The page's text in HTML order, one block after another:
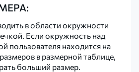
в области окружности
Если окружность над
пользователя находится на
в размерной таблице,
больший размер.